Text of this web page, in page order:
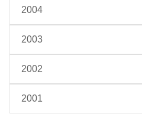
2004
2003
2002
2001